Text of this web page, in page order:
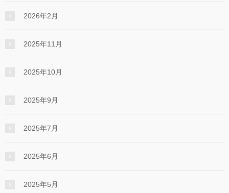
2026年2月
2025年11月
2025年10月
2025年9月
2025年7月
2025年6月
2025年5月